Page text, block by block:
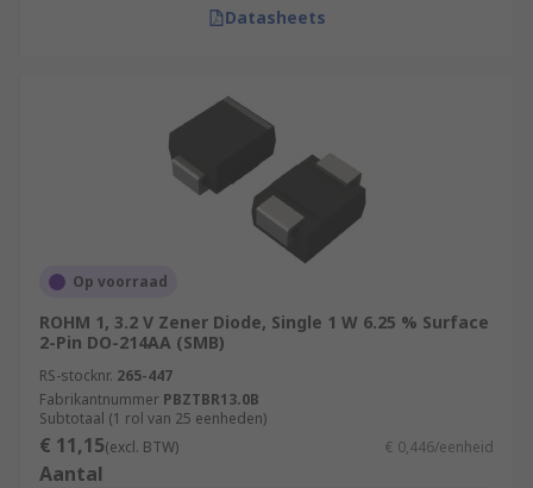
Datasheets
Op voorraad
ROHM 1, 3.2 V Zener Diode, Single 1 W 6.25 % Surface
2-Pin DO-214AA (SMB)
RS-stocknr. 265-447
Fabrikantnummer PBZTBR13.0B
Subtotaal (1 rol van 25 eenheden)
€ 11,15(excl. BTW) € 0,446/eenheid
Aantal